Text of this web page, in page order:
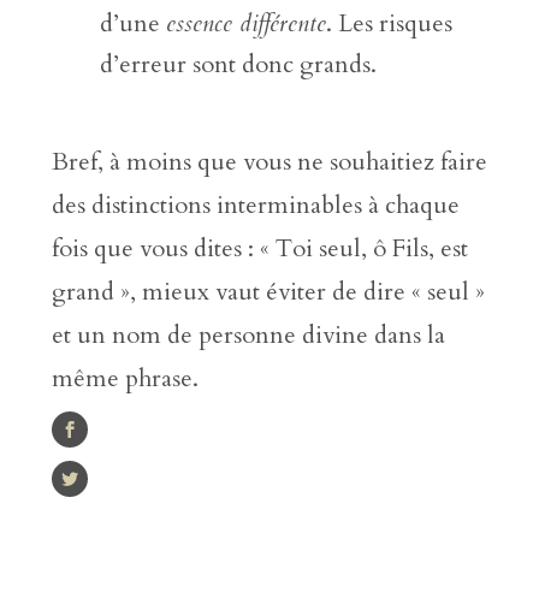
d’une essence différente. Les risques
d’erreur sont donc grands.
Bref, à moins que vous ne souhaitiez faire
des distinctions interminables à chaque
fois que vous dites : « Toi seul, ô Fils, est
grand », mieux vaut éviter de dire « seul »
et un nom de personne divine dans la
même phrase.